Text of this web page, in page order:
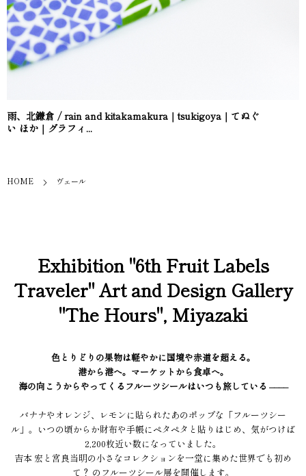
雨、北鎌倉 / rain and kitakamakura｜tsukigoya｜てぬぐ
い ほか｜グラフィ...
HOME ヴェール
Exhibition "6th Fruit Labels
Traveler" Art and Design Gallery
"The Hours", Miyazaki
色とりどりの果物は軽やかに国境や赤道を超える。
港から港へ。マーケットから食卓へ。
海の向こうからやってくるフルーツシールはいつも旅している ––––
バナナやオレンジ、レモンに貼られたあのポップな「フルーツシー
ル」。いつの頃からか財布や手帳にペタペタと貼りはじめ、気がつけば
2,200枚近い数になっていました。
吉本 宏と宮良当明の小さなコレクションを一堂に集めた世界でも初め
て？ のフルーツシール展を開催します。